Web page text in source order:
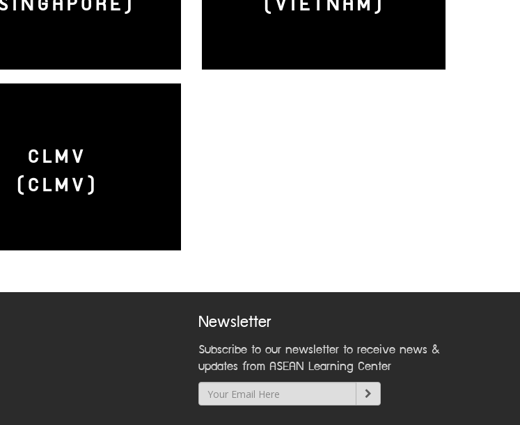
CLMV
(CLMV)
Newsletter
Subscribe to our newsletter to receive news &
updates from ASEAN Learning Center